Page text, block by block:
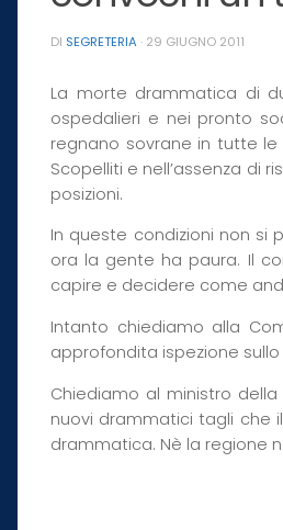
DI SEGRETERIA · 29 GIUGNO 2011
La morte drammatica di
ospedalieri e nei pronto
regnano sovrane in tutte le
Scopelliti e nell’assenza di
posizioni.
In queste condizioni non si
ora la gente ha paura. Il
capire e decidere come
Intanto chiediamo alla
approfondita ispezione
Chiediamo al ministro
nuovi drammatici tagli che
drammatica. Nè la regione